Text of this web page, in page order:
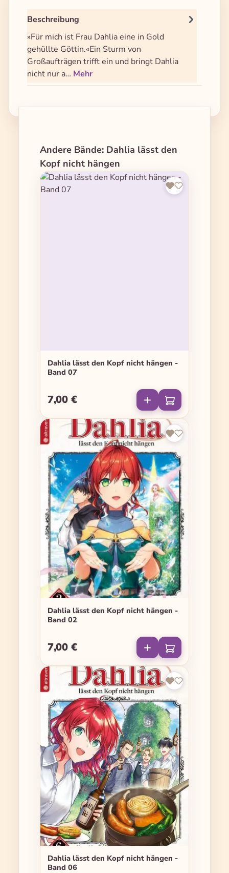
Beschreibung
»Für mich ist Frau Dahlia eine in Gold
gehüllte Göttin.«Ein Sturm von
Großaufträgen trifft ein und bringt Dahlia
nicht nur a… Mehr
Produktgalerie überspringen
Andere Bände: Dahlia lässt den
Kopf nicht hängen
Dahlia lässt den Kopf nicht hängen -
Band 07
Regulärer Preis:
7,00 €
Dahlia lässt den Kopf nicht hängen -
Band 02
Regulärer Preis:
7,00 €
Dahlia lässt den Kopf nicht hängen -
Band 06